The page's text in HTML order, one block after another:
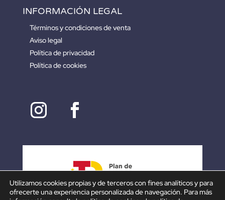
INFORMACIÓN LEGAL
Términos y condiciones de venta
Aviso legal
Política de privacidad
Política de cookies
Utilizamos cookies propias y de terceros con fines analíticos y para
ofrecerte una experiencia personalizada de navegación. Para más